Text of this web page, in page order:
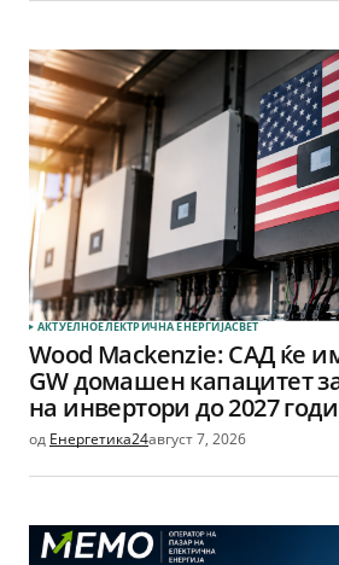
АКТУЕЛНОЕЛЕКТРИЧНА ЕНЕРГИЈАСВЕТ
Wood Mackenzie: САД ќе
GW домашен капацитет
на инвертори до 2027
од Енергетика24август 7, 2026